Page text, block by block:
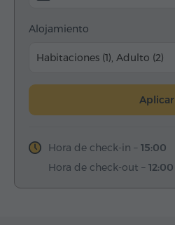
Alojamiento
Habitaciones (1), Adulto (2)
Aplicar
Hora de check-in – 15:00
Hora de check-out – 12:00